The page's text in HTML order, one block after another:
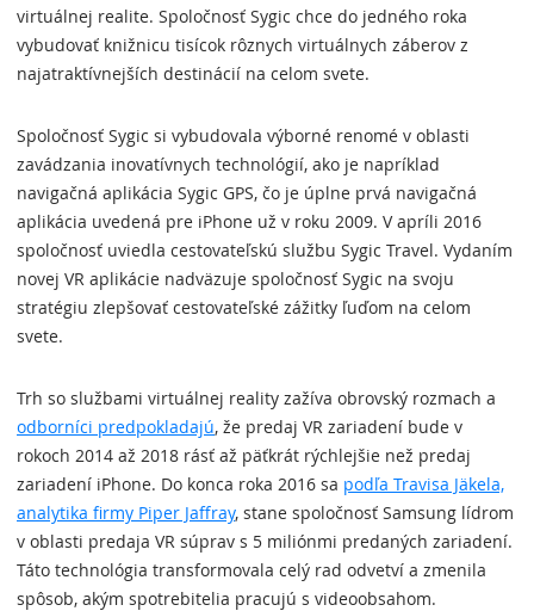
virtuálnej realite. Spoločnosť Sygic chce do jedného roka
vybudovať knižnicu tisícok rôznych virtuálnych záberov z
najatraktívnejších destinácií na celom svete.
Spoločnosť Sygic si vybudovala výborné renomé v oblasti
zavádzania inovatívnych technológií, ako je napríklad
navigačná aplikácia Sygic GPS, čo je úplne prvá navigačná
aplikácia uvedená pre iPhone už v roku 2009. V apríli 2016
spoločnosť uviedla cestovateľskú službu Sygic Travel. Vydaním
novej VR aplikácie nadväzuje spoločnosť Sygic na svoju
stratégiu zlepšovať cestovateľské zážitky ľuďom na celom
svete.
Trh so službami virtuálnej reality zažíva obrovský rozmach a
odborníci predpokladajú, že predaj VR zariadení bude v
rokoch 2014 až 2018 rásť až päťkrát rýchlejšie než predaj
zariadení iPhone. Do konca roka 2016 sa podľa Travisa Jäkela,
analytika firmy Piper Jaffray, stane spoločnosť Samsung lídrom
v oblasti predaja VR súprav s 5 miliónmi predaných zariadení.
Táto technológia transformovala celý rad odvetví a zmenila
spôsob, akým spotrebitelia pracujú s videoobsahom.